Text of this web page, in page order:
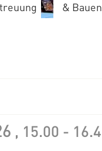
& Bauen
, 15.00 -